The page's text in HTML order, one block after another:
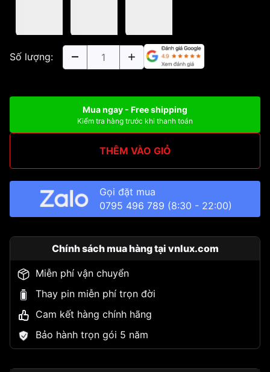
Số lượng:
Mua ngay - Free shipping
Kiểm tra hàng trước khi thanh toán
THÊM VÀO GIỎ
Gọi đặt mua
0795 496 789 (8:30 - 22:00)
Chính sách mua hàng tại vnlux.com
Miễn phí vận chuyển
Thay pin miễn phí trọn đời
Cam kết hàng chính hãng
Bảo hành trọn gói 5 năm